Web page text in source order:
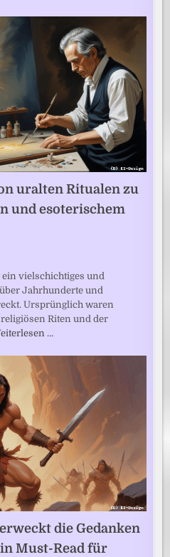
uralten Ritualen zu
und esoterischem
ein vielschichtiges und
Jahrhunderte und
Ursprünglich waren
Riten und der
…
die Gedanken
Must-Read für